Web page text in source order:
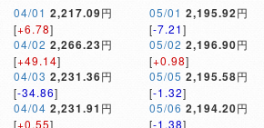
04/01 2,217.09円
[+6.78]
04/02 2,266.23円
[+49.14]
04/03 2,231.36円
[-34.86]
04/04 2,231.91 円
[+0.55]
05/01 2,195.92円
[-7.21]
05/02 2,196.90円
[+0.98]
05/05 2,195.58円
[-1.32]
05/06 2,194.20円
[-1.38]